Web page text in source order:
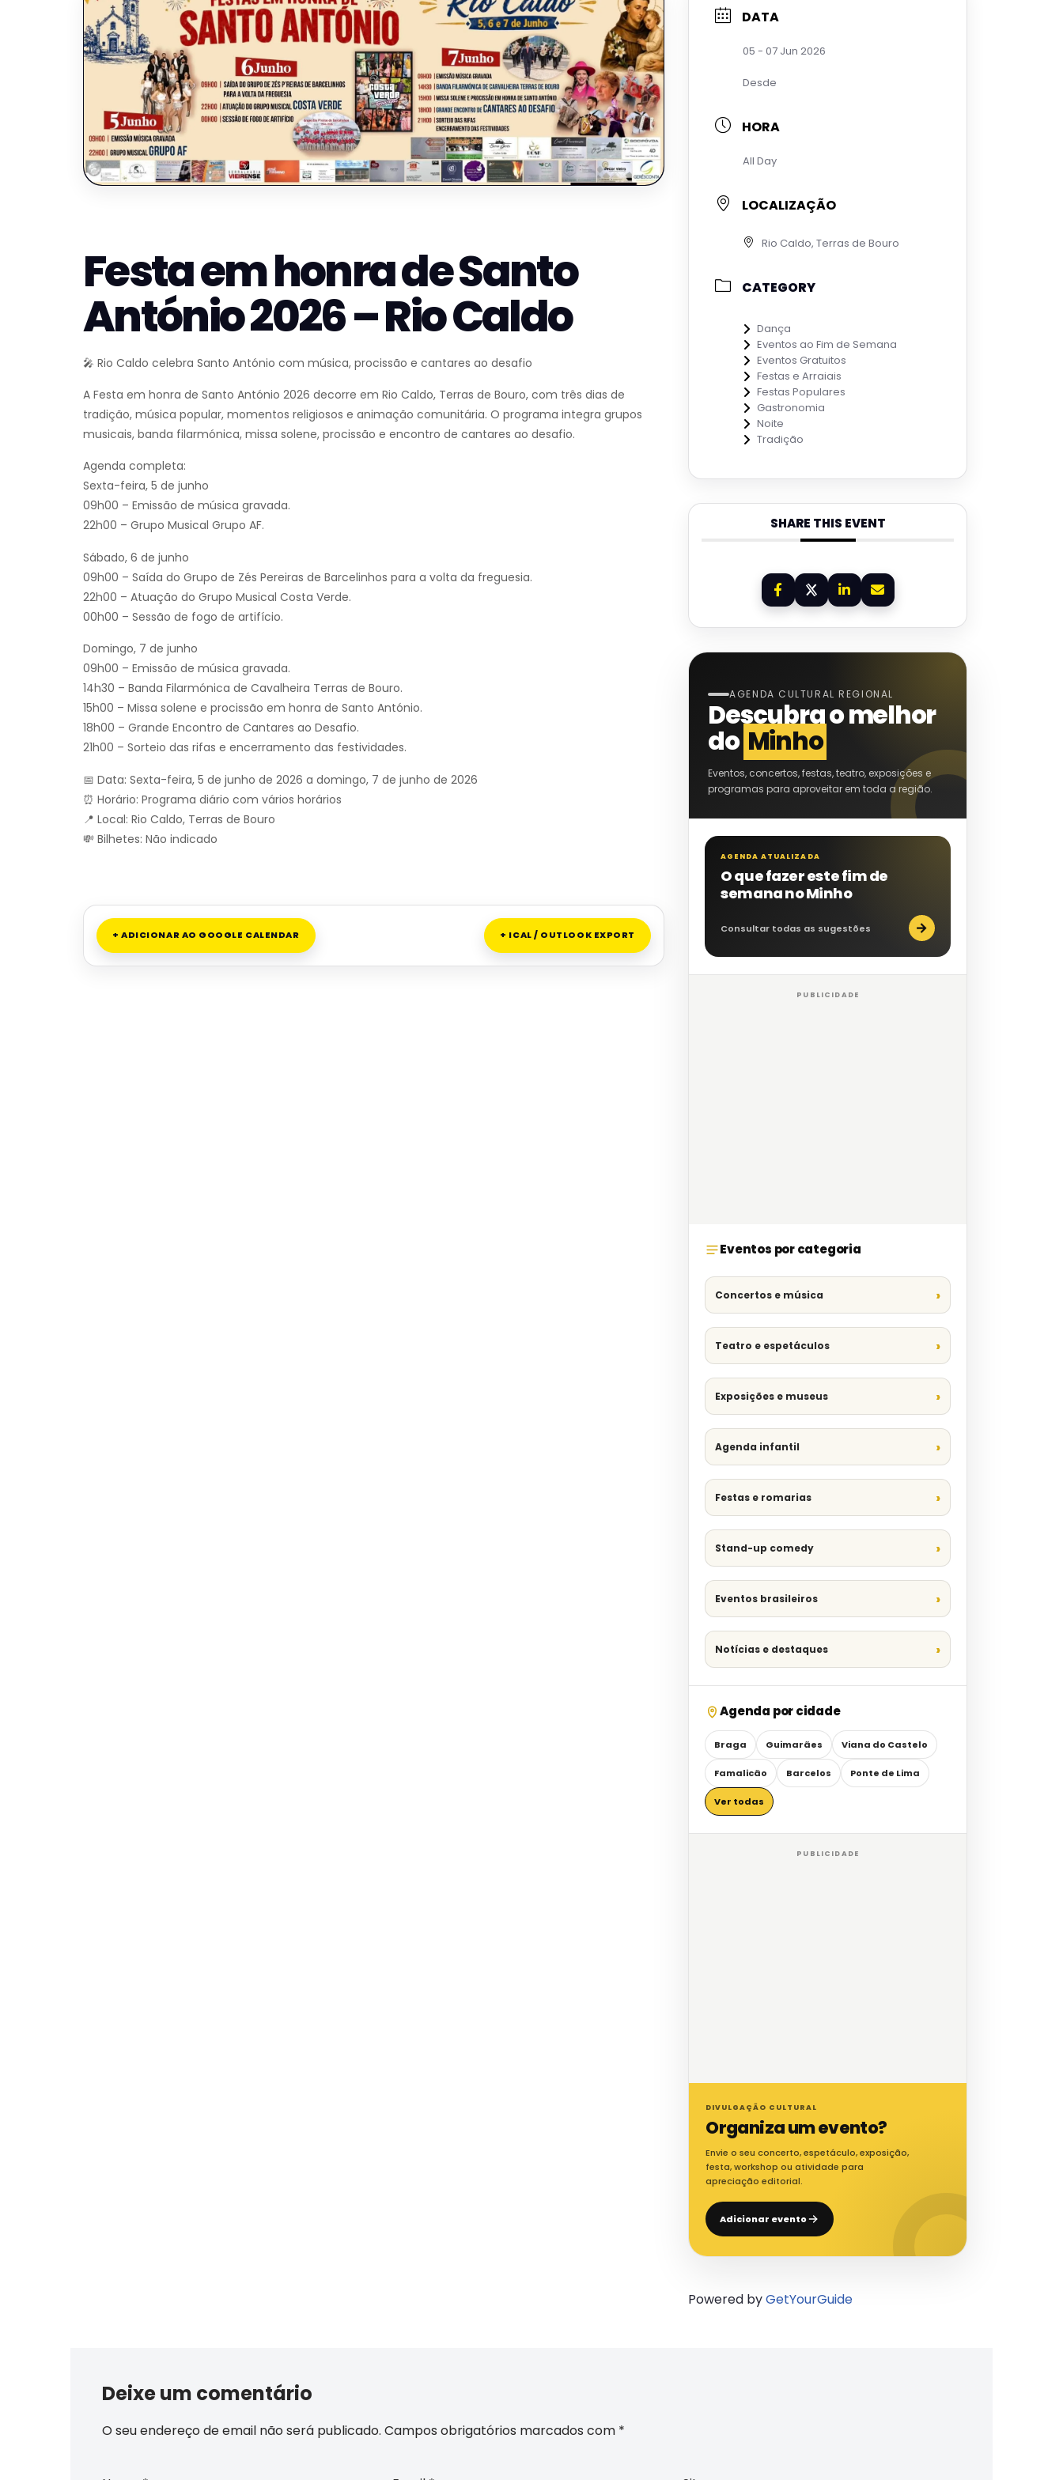
Festa em honra de Santo
António 2026 – Rio Caldo
🎤 Rio Caldo celebra Santo António com música, procissão e cantares ao desafio
A Festa em honra de Santo António 2026 decorre em Rio Caldo, Terras de Bouro, com três dias de
tradição, música popular, momentos religiosos e animação comunitária. O programa integra grupos
musicais, banda filarmónica, missa solene, procissão e encontro de cantares ao desafio.
Agenda completa:
Sexta-feira, 5 de junho
09h00 – Emissão de música gravada.
22h00 – Grupo Musical Grupo AF.
Sábado, 6 de junho
09h00 – Saída do Grupo de Zés Pereiras de Barcelinhos para a volta da freguesia.
22h00 – Atuação do Grupo Musical Costa Verde.
00h00 – Sessão de fogo de artifício.
Domingo, 7 de junho
09h00 – Emissão de música gravada.
14h30 – Banda Filarmónica de Cavalheira Terras de Bouro.
15h00 – Missa solene e procissão em honra de Santo António.
18h00 – Grande Encontro de Cantares ao Desafio.
21h00 – Sorteio das rifas e encerramento das festividades.
📅 Data: Sexta-feira, 5 de junho de 2026 a domingo, 7 de junho de 2026
⏰ Horário: Programa diário com vários horários
📍 Local: Rio Caldo, Terras de Bouro
💸 Bilhetes: Não indicado
+ ADICIONAR AO GOOGLE CALENDAR + ICAL / OUTLOOK EXPORT
DATA
05 - 07 Jun 2026
Desde
HORA
All Day
LOCALIZAÇÃO
Rio Caldo, Terras de Bouro
CATEGORY
Dança
Eventos ao Fim de Semana
Eventos Gratuitos
Festas e Arraiais
Festas Populares
Gastronomia
Noite
Tradição
SHARE THIS EVENT
AGENDA CULTURAL REGIONAL
Descubra o melhor
do Minho
Eventos, concertos, festas, teatro, exposições e
programas para aproveitar em toda a região.
AGENDA ATUALIZADA
O que fazer este fim de
semana no Minho
Consultar todas as sugestões →
PUBLICIDADE
Eventos por categoria
Concertos e música
Teatro e espetáculos
Exposições e museus
Agenda infantil
Festas e romarias
Stand-up comedy
Eventos brasileiros
Notícias e destaques
Agenda por cidade
Braga Guimarães Viana do Castelo
Famalicão Barcelos Ponte de Lima
Ver todas
PUBLICIDADE
DIVULGAÇÃO CULTURAL
Organiza um evento?
Envie o seu concerto, espetáculo, exposição,
festa, workshop ou atividade para
apreciação editorial.
Adicionar evento
Powered byGetYourGuide
Deixe um comentário
O seu endereço de email não será publicado. Campos obrigatórios marcados com *